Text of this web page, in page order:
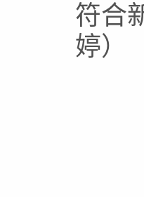
符合
婷）